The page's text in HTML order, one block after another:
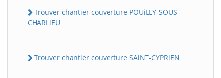
Trouver chantier couverture POUiLLY-SOUS-
CHARLiEU
Trouver chantier couverture SAiNT-CYPRiEN